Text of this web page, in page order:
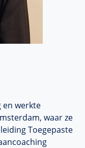
en werkte
waar ze
Toegepaste